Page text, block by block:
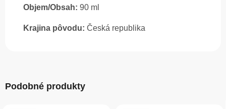
Objem/Obsah: 90 ml
Krajina pôvodu: Česká republika
Podobné produkty